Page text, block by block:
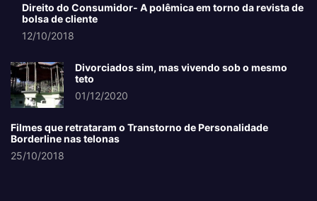
Direito do Consumidor- A polêmica em torno da revista de
bolsa de cliente
12/10/2018
Divorciados sim, mas vivendo sob o mesmo
teto
01/12/2020
Filmes que retrataram o Transtorno de Personalidade
Borderline nas telonas
25/10/2018